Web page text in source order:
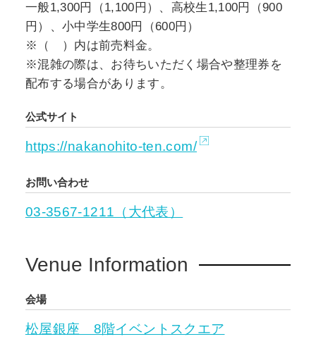
まきぶろ氏が紡ぐ世界観をもとに、イラスト担
当の紫真依氏、コミカライズ担当の白梅ナズナ
氏が本展のために新たに描き下ろしたイラスト
をはじめ、名シーンの数々や、作中の再現展示
や衣装などを通して作品の世界観を全身で感じ
て頂ける展覧会です。
一般1,300円（1,100円）、高校生1,100円（900
円）、小中学生800円（600円）
※（ ）内は前売料金。
※混雑の際は、お待ちいただく場合や整理券を
配布する場合があります。
公式サイト
https://nakanohito-ten.com/
お問い合わせ
03-3567-1211（大代表）
Venue Information
会場
松屋銀座 8階イベントスクエア